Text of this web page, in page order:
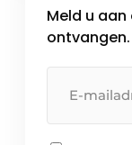
Meld u
ontvangen.